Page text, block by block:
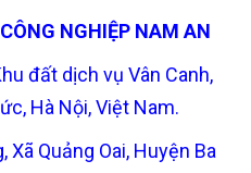
NGHIỆP NAM AN
đất dịch vụ Vân Canh,
Hà Nội, Việt Nam.
Xã Quảng Oai, Huyện Ba